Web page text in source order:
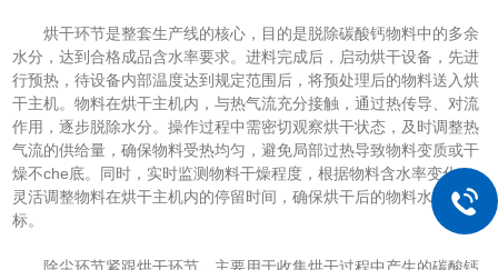
烘干环节是整套生产线的核心，目的是脱除碳酸钙物料中的多余
水分，达到合格成品含水率要求。进料完成后，启动烘干设备，先进
行预热，待设备内部温度达到规定范围后，将预处理后的物料送入烘
干主机。物料在烘干主机内，与热气流充分接触，通过热传导、对流
作用，逐步脱除水分。操作过程中需密切观察烘干状态，及时调整热
气流的供给量，确保物料受热均匀，避免局部过热导致物料变质或干
燥不che底。同时，实时监测物料干燥程度，根据物料含水率变化，
灵活调整物料在烘干主机内的停留时间，确保烘干后的物料水分达
标。